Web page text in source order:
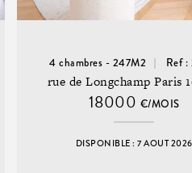
4 chambres - 247M2 Ref :
rue de Longchamp Paris
18000 €/MOIS
DISPONIBLE : 7 AOUT 2026